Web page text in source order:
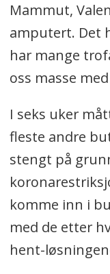
Mammut,
amputert. Det
har mange
oss masse
I seks uker
fleste andre
stengt på
komme inn i
med de etter
hent-